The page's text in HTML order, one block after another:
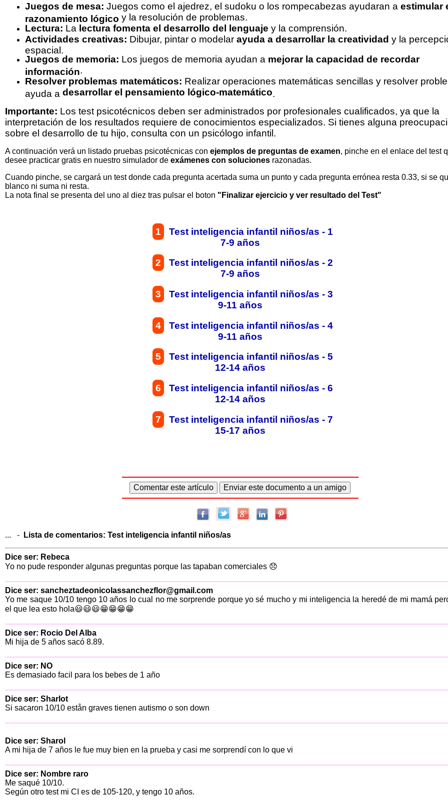
Juegos de mesa: Juegos como el ajedrez, el sudoku o los rompecabezas ayudaran a estimular
razonamiento lógico y la resolución de problemas.
Lectura: La lectura fomenta el desarrollo del lenguaje y la comprensión.
Actividades creativas: Dibujar, pintar o modelar ayuda a desarrollar la creatividad y la
espacial.
Juegos de memoria: Los juegos de memoria ayudan a mejorar la capacidad de recordar
información.
Resolver problemas matemáticos: Realizar operaciones matemáticas sencillas y resolver
ayuda a desarrollar el pensamiento lógico-matemático
Importante: Los test psicotécnicos deben ser administrados por profesionales cualificados, ya que la
interpretación de los resultados requiere de conocimientos especializados. Si tienes alguna
sobre el desarrollo de tu hijo, consulta con un psicólogo infantil.
A continuación verá un listado pruebas psicotécnicas con ejemplos de preguntas de examen, pinche en el enlace del test
desee practicar gratis en nuestro simulador de exámenes con soluciones razonadas.
Cuando pinche, se cargará un test donde cada pregunta acertada suma un punto y cada pregunta errónea resta 0.33, si se
blanco ni suma ni resta.
La nota final se presenta del uno al diez tras pulsar el boton "Finalizar ejercicio y ver resultado del Test"
1 Test inteligencia infantil niños/as - 1
7-9 años
2
Test inteligencia infantil niños/as - 2
7-9 años
3
Test inteligencia infantil niños/as - 3
9-11 años
4
Test inteligencia infantil niños/as - 4
9-11 años
5
Test inteligencia infantil niños/as - 5
12-14 años
6
Test inteligencia infantil niños/as - 6
12-14 años
7
Test inteligencia infantil niños/as - 7
15-17 años
... - Lista de comentarios: Test inteligencia infantil niños/as
Dice ser: Rebeca
Yo no pude responder algunas preguntas porque las tapaban comerciales 😞
Dice ser: sancheztadeonicolassanchezflor@gmail.com
Yo me saque 10/10 tengo 10 años lo cual no me sorprende porque yo sé mucho y mi inteligencia la heredé de mi mamá
el que lea esto hola😃😃😃😁😁😁😁
Dice ser: Rocio Del Alba
Mi hija de 5 años sacó 8.89.
Dice ser: NO
Es demasiado facil para los bebes de 1 año
Dice ser: Sharlot
Si sacaron 10/10 estån graves tienen autismo o son down
Dice ser: Sharol
A mi hija de 7 años le fue muy bien en la prueba y casi me sorprendí con lo que vi
Dice ser: Nombre raro
Me saqué 10/10.
Según otro test mi CI es de 105-120, y tengo 10 años.